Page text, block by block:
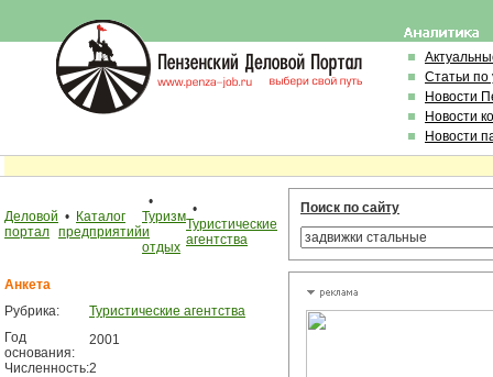
Статьи по
Новости
Новости
Новости
Деловой
портал
• Каталог
предприятий
•
Туризм
и
отдых
•
Туристические
агентства
Анкета
Рубрика:
Туристические агентства
Год
основания:
2001
Численность:2
Поиск по сайту